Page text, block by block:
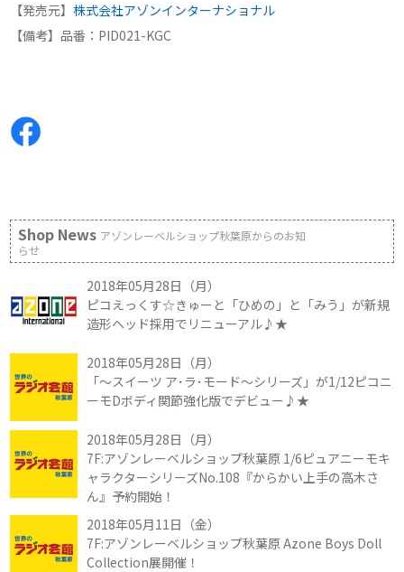
【発売元】株式会社アゾンインターナショナル
【備考】品番：PID021-KGC
Shop News アゾンレーベルショップ秋葉原からのお知
らせ
2018年05月28日（月）
ピコえっくす☆きゅーと「ひめの」と「みう」が新規
造形ヘッド採用でリニューアル♪★
2018年05月28日（月）
「～スイーツ ア･ラ･モード～シリーズ」が1/12ピコニ
ーモDボディ関節強化版でデビュー♪★
2018年05月28日（月）
7F:アゾンレーベルショップ秋葉原 1/6ピュアニーモキ
ャラクターシリーズNo.108『からかい上手の高木さ
ん』予約開始！
2018年05月11日（金）
7F:アゾンレーベルショップ秋葉原 Azone Boys Doll
Collection展開催！